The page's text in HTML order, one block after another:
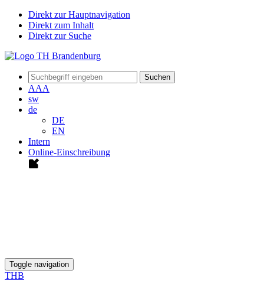
Direkt zur Hauptnavigation
Direkt zum Inhalt
Direkt zur Suche
Suchen
AAA
sw
de
DE
EN
Intern
Online-Einschreibung
Toggle navigation
THB